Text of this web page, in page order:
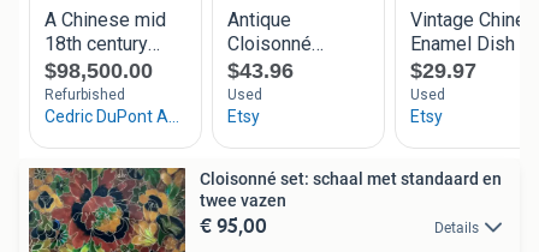
Cloisonné set: schaal met standaard en
twee vazen
€ 95,00 Details